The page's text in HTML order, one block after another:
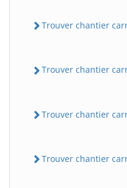
Trouver chantier
Trouver chantier
Trouver chantier
Trouver chantier